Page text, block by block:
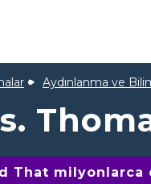
Aydınlanma ve
That milyonlarca